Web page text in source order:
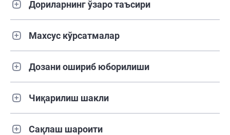
Дориларнинг ўзаро таъсири
Махсус кўрсатмалар
Дозани ошириб юборилиши
Чиқарилиш шакли
Сақлаш шароити